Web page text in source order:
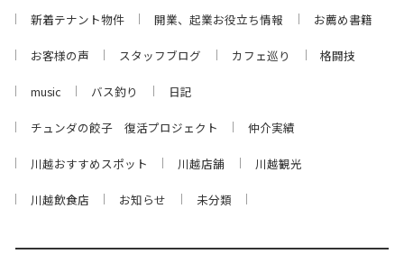
新着テナント物件 開業、起業お役立ち情報 お薦め書籍
お客様の声 スタッフブログ カフェ巡り 格闘技
music バス釣り 日記
チュンダの餃子 復活プロジェクト 仲介実績
川越おすすめスポット 川越店舗 川越観光
川越飲食店 お知らせ 未分類